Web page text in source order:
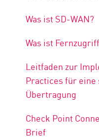
Was ist SD-WAN?
Was ist
Leitfaden zur
Practices für
Übertragung
Check Point
Brief